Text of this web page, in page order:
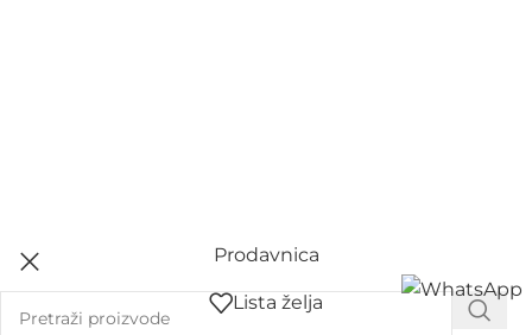
Prodavnica
Lista želja